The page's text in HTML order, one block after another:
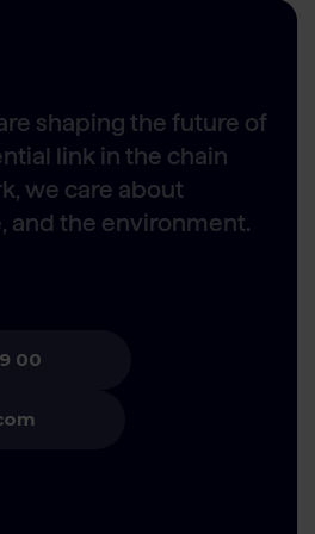
shaping the future of
link in the chain
we care about
and the environment.
00